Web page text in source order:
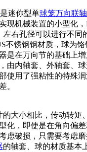
是迷你型单球笼万向联
现机械装置的小型化
左右孔径可以进行不同
不锈钢钢材质，球为
是在万向节的基础上
由内轴套、外轴套、
使用了强粘性的特殊
。
的大小相比，传动转矩
化，即使是在角向偏
虑破损，只需要考虑磨
的轴套、球的材质基本